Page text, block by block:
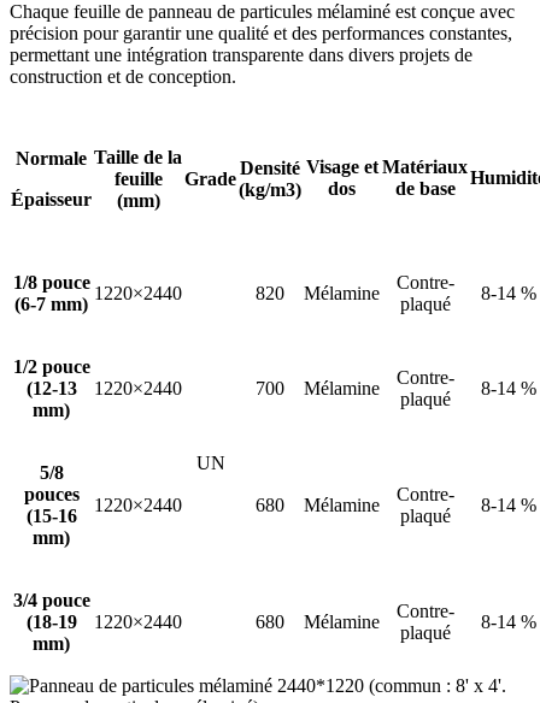
Chaque feuille de panneau de particules mélaminé est conçue avec
précision pour garantir une qualité et des performances constantes,
permettant une intégration transparente dans divers projets de
construction et de conception.
Normale
Épaisseur
Taille de la
feuille
(mm)
Grade
Densité
(kg/m3)
Visage et
dos
Matériaux
de base
1/8 pouce
(6-7 mm)
1220×2440
UN
820 Mélamine
Contre-
plaqué
8-14 %
1/2 pouce
(12-13
mm)
1220×2440 700 Mélamine
Contre-
plaqué
8-14 %
5/8
pouces
(15-16
mm)
1220×2440 680 Mélamine
Contre-
plaqué
8-14 %
3/4 pouce
(18-19
mm)
1220×2440 680 Mélamine
Contre-
plaqué
8-14 %